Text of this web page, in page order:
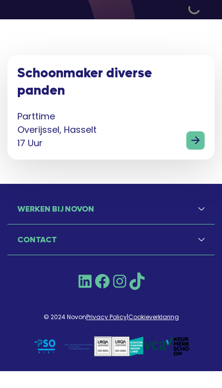
Schoonmaker diverse
panden
Parttime
Overijssel, Hasselt
17 Uur
WERKEN BIJ NOVON
CONTACT
LinkedInFacebookInstagram
TikTok
© 2024 NovonPrivacy Policy|Cookieverklaring